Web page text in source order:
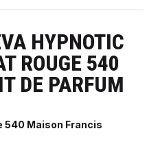
HYPNOTIC
ROUGE 540
DE PARFUM
540 Maison Francis